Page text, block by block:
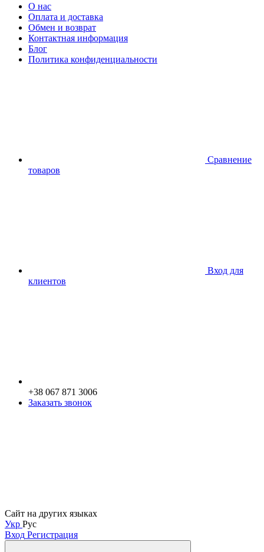
О нас
Оплата и доставка
Обмен и возврат
Контактная информация
Блог
Политика конфиденциальности
Сравнение
товаров
Вход для
клиентов
+38 067 871 3006
Заказать звонок
Сайт на других языках
Укр Рус
Вход Регистрация